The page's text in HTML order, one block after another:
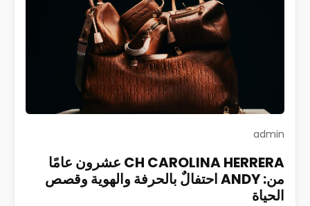
admin
CH CAROLINA HERRERA عشرون عامًا
من: ANDY احتفالٌ بالحرفة والهوية وقصص
الحياة